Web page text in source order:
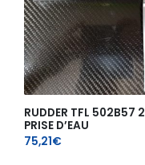
RUDDER TFL 502B57 2
PRISE D’EAU
75,21€